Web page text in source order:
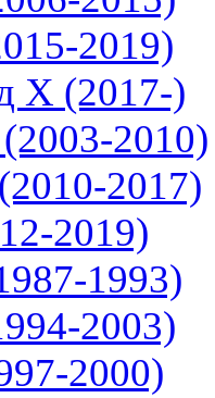
2019)
X (2017-)
2010)
2017)
2019)
1993)
2003)
2000)